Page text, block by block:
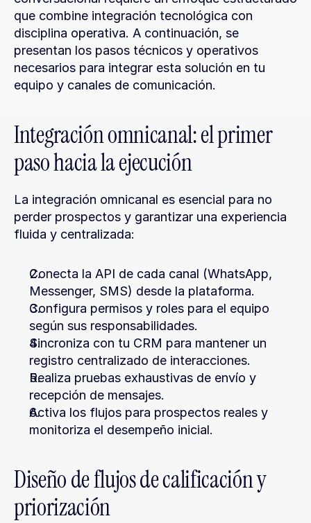
que combine integración tecnológica con
disciplina operativa. A continuación, se
presentan los pasos técnicos y operativos
necesarios para integrar esta solución en tu
equipo y canales de comunicación.
Integración omnicanal: el primer
paso hacia la ejecución
La integración omnicanal es esencial para no
perder prospectos y garantizar una experiencia
fluida y centralizada:
Conecta la API de cada canal (WhatsApp,
Messenger, SMS) desde la plataforma.
Configura permisos y roles para el equipo
según sus responsabilidades.
Sincroniza con tu CRM para mantener un
registro centralizado de interacciones.
Realiza pruebas exhaustivas de envío y
recepción de mensajes.
Activa los flujos para prospectos reales y
monitoriza el desempeño inicial.
Diseño de flujos de calificación y
priorización